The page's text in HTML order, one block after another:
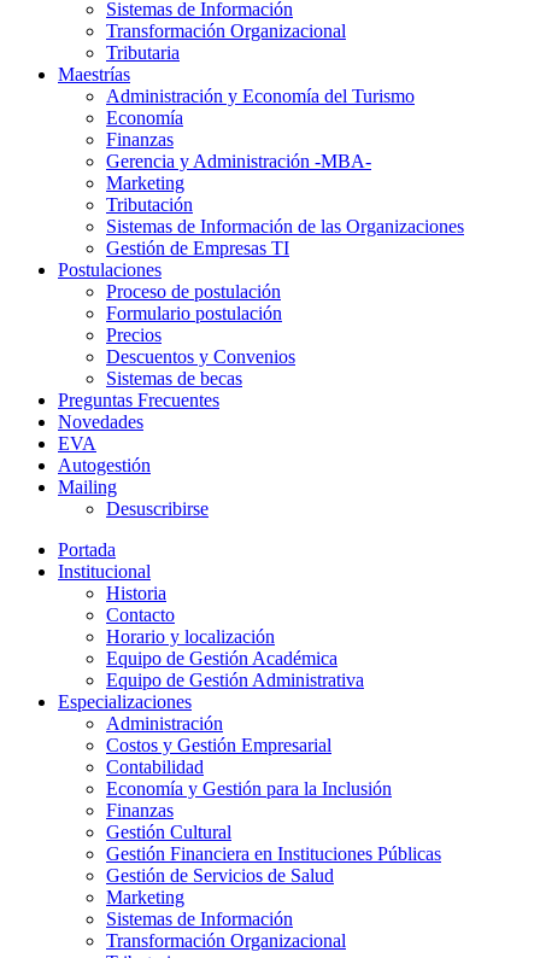
Sistemas de Información
Transformación Organizacional
Tributaria
Maestrías
Administración y Economía del Turismo
Economía
Finanzas
Gerencia y Administración -MBA-
Marketing
Tributación
Sistemas de Información de las Organizaciones
Gestión de Empresas TI
Postulaciones
Proceso de postulación
Formulario postulación
Precios
Descuentos y Convenios
Sistemas de becas
Preguntas Frecuentes
Novedades
EVA
Autogestión
Mailing
Desuscribirse
Portada
Institucional
Historia
Contacto
Horario y localización
Equipo de Gestión Académica
Equipo de Gestión Administrativa
Especializaciones
Administración
Costos y Gestión Empresarial
Contabilidad
Economía y Gestión para la Inclusión
Finanzas
Gestión Cultural
Gestión Financiera en Instituciones Públicas
Gestión de Servicios de Salud
Marketing
Sistemas de Información
Transformación Organizacional